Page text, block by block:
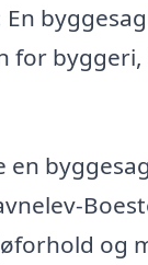
En
for
og